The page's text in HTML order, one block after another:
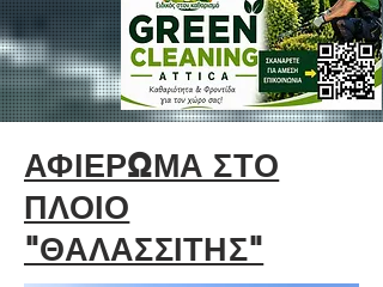
ΑΦΙΕΡΩΜΑ ΣΤΟ
ΠΛΟΙΟ
"ΘΑΛΑΣΣΙΤΗΣ"